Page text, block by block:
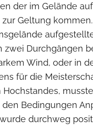
der im Gelände
zur Geltung
zwei Durchgängen
Wind, oder in
für die
Hochstandes,
Bedingungen
durchweg